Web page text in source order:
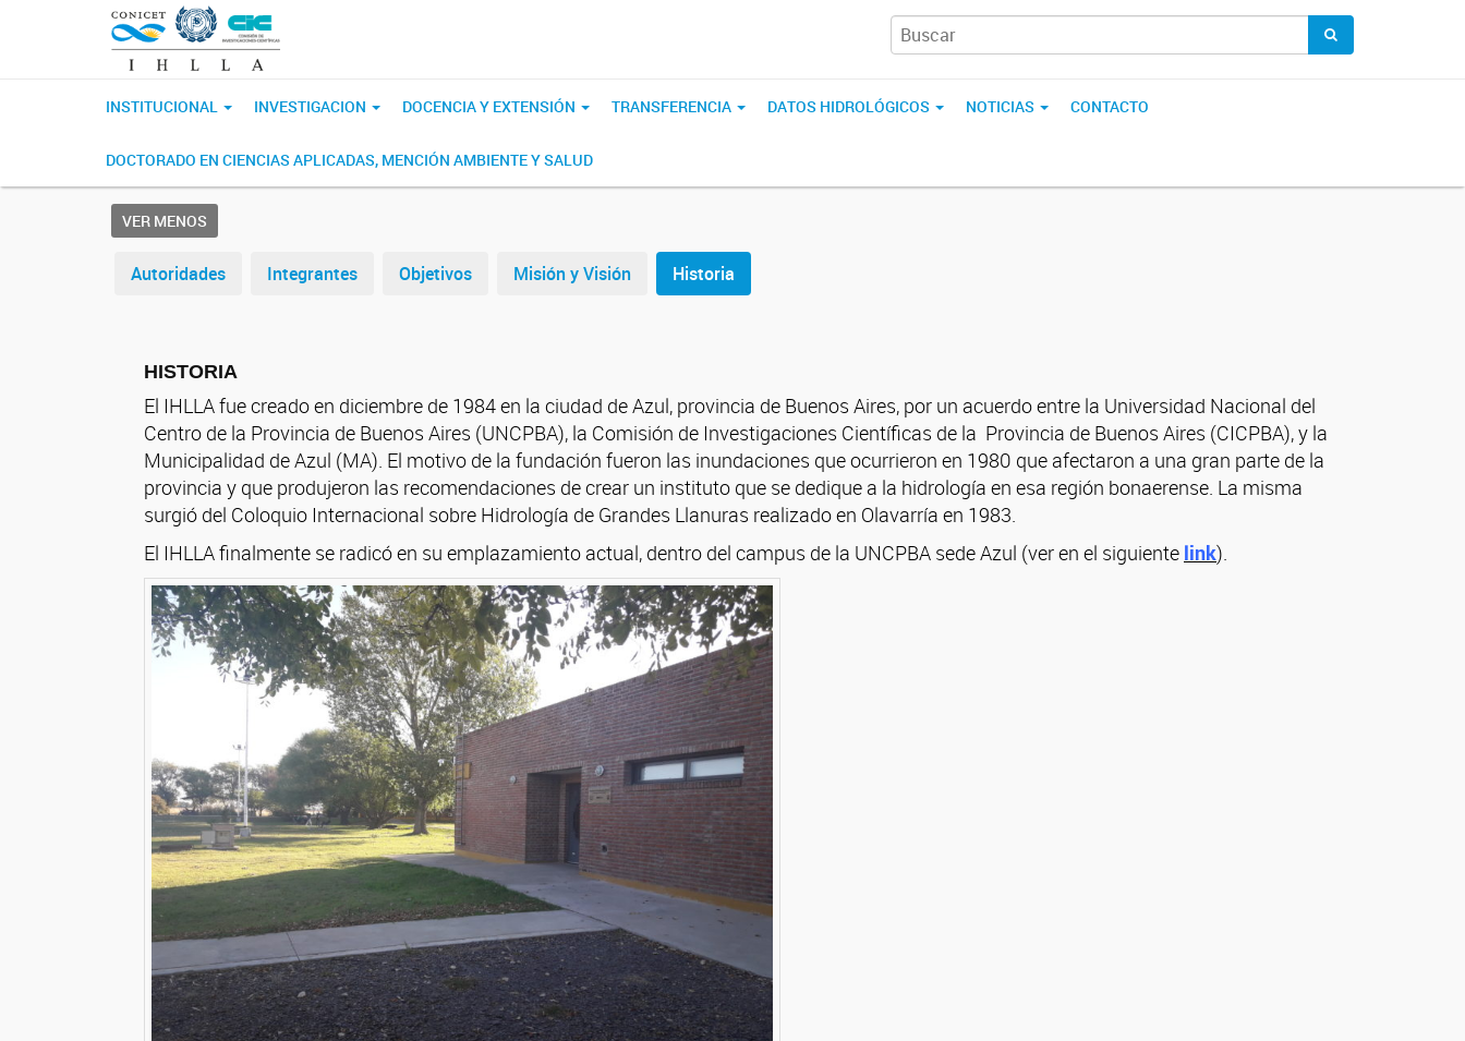
INSTITUCIONAL INVESTIGACION DOCENCIA Y EXTENSIÓN TRANSFERENCIA DATOS HIDROLÓGICOS NOTICIAS CONTACTO
DOCTORADO EN CIENCIAS APLICADAS, MENCIÓN AMBIENTE Y SALUD
VER MENOS
Autoridades Integrantes Objetivos Misión y Visión Historia
HISTORIA
El IHLLA fue creado en diciembre de 1984 en la ciudad de Azul, provincia de Buenos Aires, por un acuerdo entre la Universidad Nacional del
Centro de la Provincia de Buenos Aires (UNCPBA), la Comisión de Investigaciones Científicas de la Provincia de Buenos Aires (CICPBA), y la
Municipalidad de Azul (MA). El motivo de la fundación fueron las inundaciones que ocurrieron en 1980 que afectaron a una gran parte de la
provincia y que produjeron las recomendaciones de crear un instituto que se dedique a la hidrología en esa región bonaerense. La misma
surgió del Coloquio Internacional sobre Hidrología de Grandes Llanuras realizado en Olavarría en 1983.
El IHLLA finalmente se radicó en su emplazamiento actual, dentro del campus de la UNCPBA sede Azul (ver en el siguiente link).